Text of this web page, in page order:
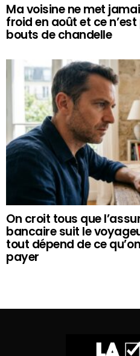
Ma voisine ne met
froid en août et ce
bouts de chandelle
On croit tous que
bancaire suit le
tout dépend de ce
payer